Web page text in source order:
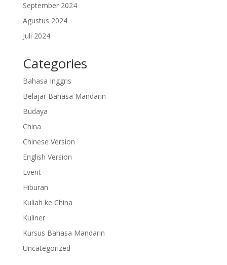
September 2024
Agustus 2024
Juli 2024
Categories
Bahasa Inggris
Belajar Bahasa Mandarin
Budaya
China
Chinese Version
English Version
Event
Hiburan
Kuliah ke China
Kuliner
Kursus Bahasa Mandarin
Uncategorized